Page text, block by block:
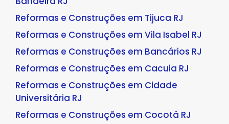
Reformas e Construções em Tijuca RJ
Reformas e Construções em Vila Isabel RJ
Reformas e Construções em Bancários RJ
Reformas e Construções em Cacuia RJ
Reformas e Construções em Cidade
Universitária RJ
Reformas e Construções em Cocotá RJ